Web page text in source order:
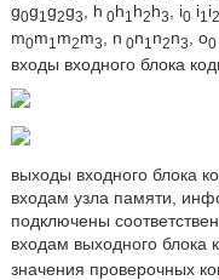
g0g1 g2g3, h 0h1 h2h3, i0i1 i2
m0m1 m2m3, n 0n1 n2n3, o0
входы входного блока
выходы входного блока
входам узла памяти,
подключены
входам выходного блока
значения проверочных